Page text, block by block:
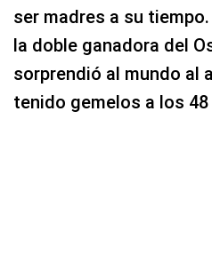
ser madres a su
la doble ganadora del
sorprendió al mundo al
tenido gemelos a los 48